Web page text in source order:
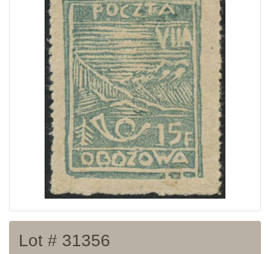
Current auction
Recent result
Archive
Regulation
Contact
Lot # 31356